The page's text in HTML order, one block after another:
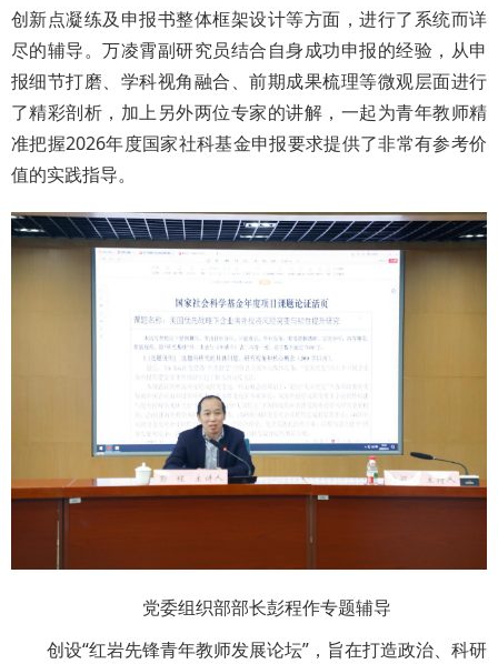
创新点凝练及申报书整体框架设计等方面，进行了系统而详
尽的辅导。万凌霄副研究员结合自身成功申报的经验，从申
报细节打磨、学科视角融合、前期成果梳理等微观层面进行
了精彩剖析，加上另外两位专家的讲解，一起为青年教师精
准把握2026年度国家社科基金申报要求提供了非常有参考价
值的实践指导。
党委组织部部长彭程作专题辅导
创设“红岩先锋青年教师发展论坛”，旨在打造政治、科研